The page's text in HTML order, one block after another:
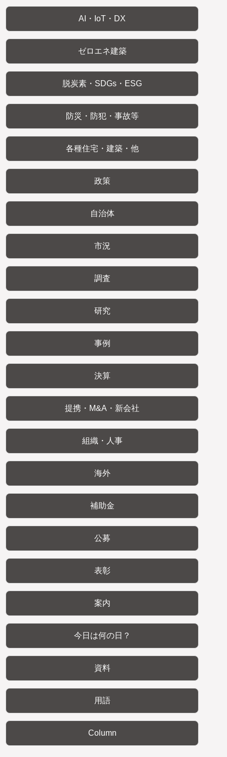
AI・IoT・DX
ゼロエネ建築
脱炭素・SDGs・ESG
防災・防犯・事故等
各種住宅・建築・他
政策
自治体
市況
調査
研究
事例
決算
提携・M&A・新会社
組織・人事
海外
補助金
公募
表彰
案内
今日は何の日？
資料
用語
Column